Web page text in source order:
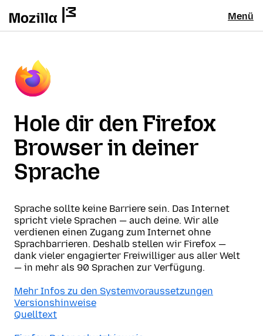
Menü
Hole dir den Firefox
Browser in deiner
Sprache
Sprache sollte keine Barriere sein. Das Internet
spricht viele Sprachen — auch deine. Wir alle
verdienen einen Zugang zum Internet ohne
Sprachbarrieren. Deshalb stellen wir Firefox —
dank vieler engagierter Freiwilliger aus aller Welt
— in mehr als 90 Sprachen zur Verfügung.
Mehr Infos zu den Systemvoraussetzungen
Versionshinweise
Quelltext